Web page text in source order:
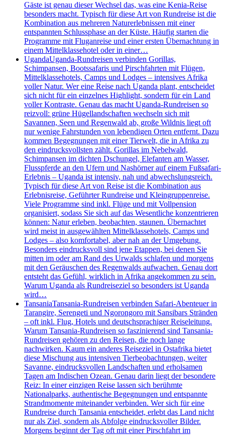
Gäste ist genau dieser Wechsel das, was eine Kenia-Reise
besonders macht. Typisch für diese Art von Rundreise ist die
Kombination aus mehreren Naturerlebnissen mit einer
entspannten Schlussphase an der Küste. Häufig starten die
Programme mit Fluganreise und einer ersten Übernachtung in
einem Mittelklassehotel oder in einer…
UgandaUganda-Rundreisen verbinden Gorillas,
Schimpansen, Bootssafaris und Pirschfahrten mit Flügen,
Mittelklassehotels, Camps und Lodges – intensives Afrika
voller Natur. Wer eine Reise nach Uganda plant, entscheidet
sich nicht für ein einzelnes Highlight, sondern für ein Land
voller Kontraste. Genau das macht Uganda-Rundreisen so
reizvoll: grüne Hügellandschaften wechseln sich mit
Savannen, Seen und Regenwald ab, große Wildnis liegt oft
nur wenige Fahrstunden von lebendigen Orten entfernt. Dazu
kommen Begegnungen mit einer Tierwelt, die in Afrika zu
den eindrucksvollsten zählt. Gorillas im Nebelwald,
Schimpansen im dichten Dschungel, Elefanten am Wasser,
Flusspferde an den Ufern und Nashörner auf einem Fußsafari-
Erlebnis – Uganda ist intensiv, nah und abwechslungsreich.
Typisch für diese Art von Reise ist die Kombination aus
Erlebnisreise, Geführter Rundreise und Kleingruppenreise.
Viele Programme sind inkl. Flüge und mit Vollpension
organisiert, sodass Sie sich auf das Wesentliche konzentrieren
können: Natur erleben, beobachten, staunen. Übernachtet
wird meist in ausgewählten Mittelklassehotels, Camps und
Lodges – also komfortabel, aber nah an der Umgebung.
Besonders eindrucksvoll sind jene Etappen, bei denen Sie
mitten im oder am Rand des Urwalds schlafen und morgens
mit den Geräuschen des Regenwalds aufwachen. Genau dort
entsteht das Gefühl, wirklich in Afrika angekommen zu sein.
Warum Uganda als Rundreiseziel so besonders ist Uganda
wird…
TansaniaTansania-Rundreisen verbinden Safari-Abenteuer in
Tarangire, Serengeti und Ngorongoro mit Sansibars Stränden
– oft inkl. Flug, Hotels und deutschsprachiger Reiseleitung.
Warum Tansania-Rundreisen so faszinierend sind Tansania-
Rundreisen gehören zu den Reisen, die noch lange
nachwirken. Kaum ein anderes Reiseziel in Ostafrika bietet
diese Mischung aus intensiven Tierbeobachtungen, weiter
Savanne, eindrucksvollen Landschaften und erholsamen
Tagen am Indischen Ozean. Genau darin liegt der besondere
Reiz: In einer einzigen Reise lassen sich berühmte
Nationalparks, authentische Begegnungen und entspannte
Strandmomente miteinander verbinden. Wer sich für eine
Rundreise durch Tansania entscheidet, erlebt das Land nicht
nur als Ziel, sondern als Abfolge eindrucksvoller Bilder.
Morgens beginnt der Tag oft mit einer Pirschfahrt im